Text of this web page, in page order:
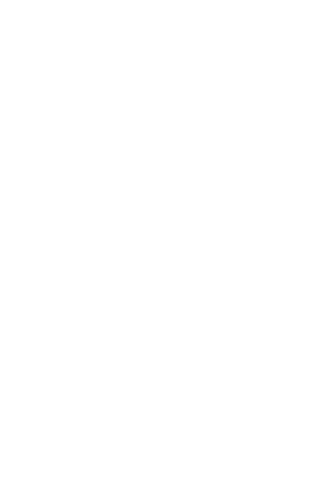
Impressão Térmica Minas Gerais
Santa Catarina